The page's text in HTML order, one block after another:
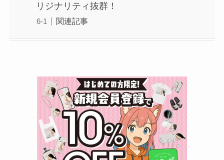
リジナリティ抜群！
関連記事